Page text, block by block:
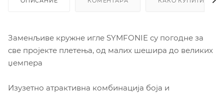
Заменљиве кружне игле SYMFONIE су погодне за
све пројекте плетења, од малих шешира до великих
џемпера
Изузетно атрактивна комбинација боја и